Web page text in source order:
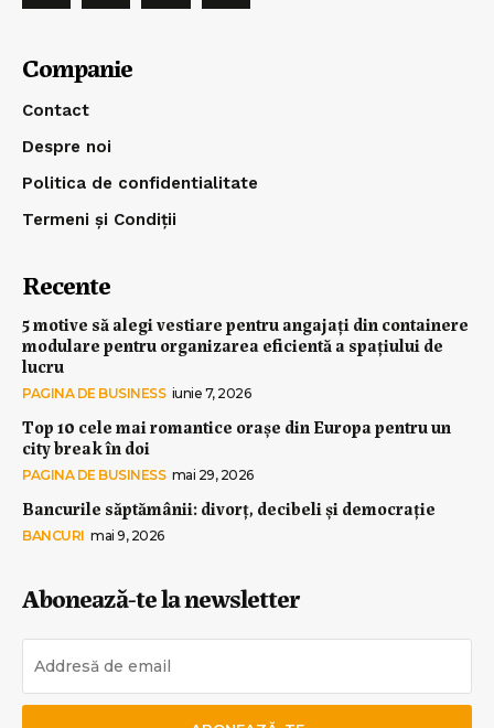
Companie
Contact
Despre noi
Politica de confidentialitate
Termeni și Condiții
Recente
5 motive să alegi vestiare pentru angajați din containere
modulare pentru organizarea eficientă a spațiului de
lucru
PAGINA DE BUSINESS iunie 7, 2026
Top 10 cele mai romantice orașe din Europa pentru un
city break în doi
PAGINA DE BUSINESS mai 29, 2026
Bancurile săptămânii: divorț, decibeli și democrație
BANCURI mai 9, 2026
Abonează-te la newsletter